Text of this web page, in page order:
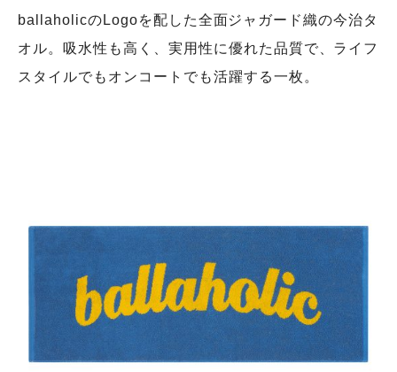
ballaholicのLogoを配した全面ジャガード織の今治タ
オル。吸水性も高く、実用性に優れた品質で、ライフ
スタイルでもオンコートでも活躍する一枚。